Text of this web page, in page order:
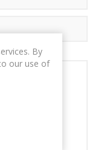
By
our use of